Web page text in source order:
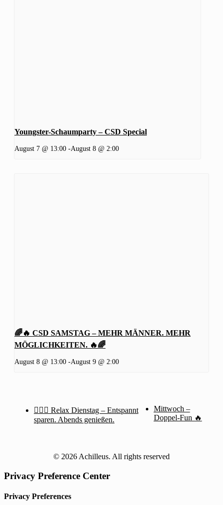
Youngster-Schaumparty – CSD Special
August 7 @ 13:00 -August 8 @ 2:00
🌈🔥 CSD SAMSTAG – MEHR MÄNNER. MEHR
MÖGLICHKEITEN. 🔥🌈
August 8 @ 13:00 -August 9 @ 2:00
🧖‍♂️✨ Relax Dienstag – Entspannt
sparen. Abends genießen.
Mittwoch –
Doppel-Fun 🔥
© 2026 Achilleus. All rights reserved
Privacy Preference Center
Privacy Preferences